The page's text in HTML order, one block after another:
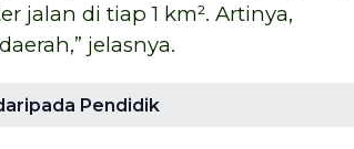
jalan di tiap 1 km². Artinya,
jelasnya.
Pendidik